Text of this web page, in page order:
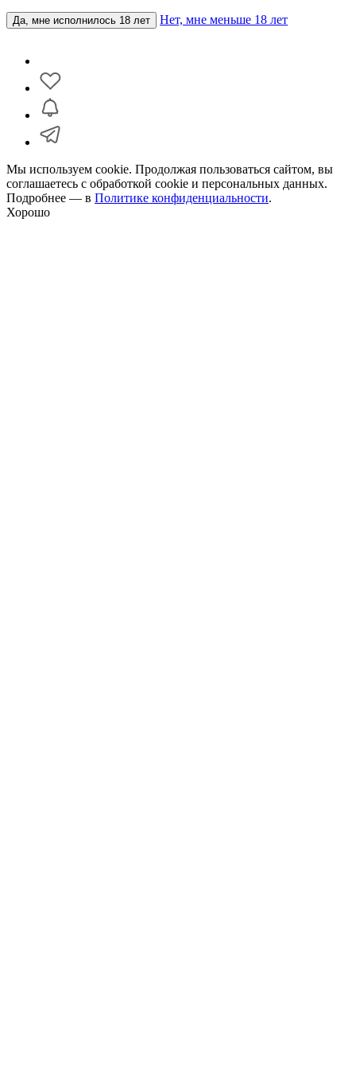
Да, мне исполнилось 18 лет Нет, мне меньше 18 лет
Мы используем cookie. Продолжая пользоваться сайтом, вы
соглашаетесь с обработкой cookie и персональных данных.
Подробнее — в Политике конфиденциальности.
Хорошо